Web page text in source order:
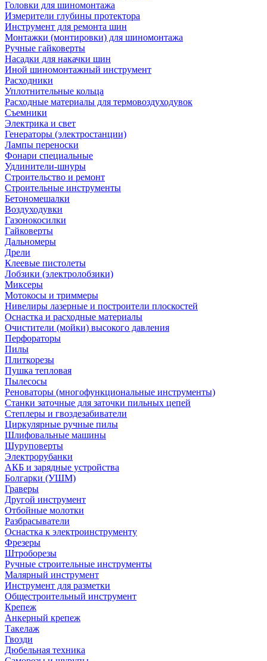
Головки для шиномонтажа
Измерители глубины протектора
Инструмент для ремонта шин
Монтажки (монтировки) для шиномонтажа
Ручные гайковерты
Насадки для накачки шин
Иной шиномонтажный инструмент
Расходники
Уплотнительные кольца
Расходные материалы для термовоздуходувок
Съемники
Электрика и свет
Генераторы (электростанции)
Лампы переноски
Фонари специальные
Удлинители-шнуры
Строительство и ремонт
Строительные инструменты
Бетономешалки
Воздуходувки
Газонокосилки
Гайковерты
Дальномеры
Дрели
Клеевые пистолеты
Лобзики (электролобзики)
Миксеры
Мотокосы и триммеры
Нивелиры лазерные и построители плоскостей
Оснастка и расходные материалы
Очистители (мойки) высокого давления
Перфораторы
Пилы
Плиткорезы
Пушка тепловая
Пылесосы
Реноваторы (многофункциональные инструменты)
Станки заточные для заточки пильных цепей
Степлеры и гвоздезабиватели
Циркулярные ручные пилы
Шлифовальные машины
Шуруповерты
Электрорубанки
АКБ и зарядные устройства
Болгарки (УШМ)
Граверы
Другой инструмент
Отбойные молотки
Разбрасыватели
Оснастка к электроинструменту
Фрезеры
Штроборезы
Ручные строительные инструменты
Малярный инструмент
Инструмент для разметки
Общестроительный инструмент
Крепеж
Анкерный крепеж
Такелаж
Гвозди
Дюбельная техника